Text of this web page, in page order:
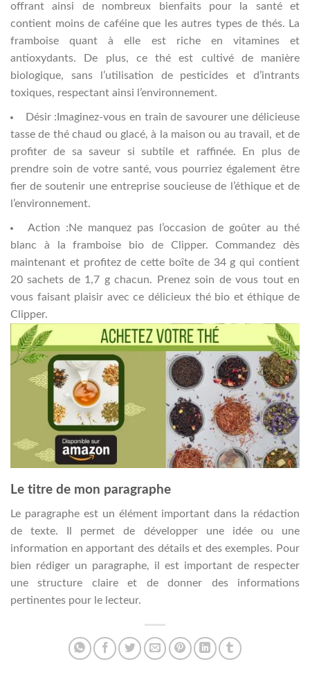
offrant ainsi de nombreux bienfaits pour la santé et
contient moins de caféine que les autres types de thés. La
framboise quant à elle est riche en vitamines et
antioxydants. De plus, ce thé est cultivé de manière
biologique, sans l’utilisation de pesticides et d’intrants
toxiques, respectant ainsi l’environnement.
Désir :Imaginez-vous en train de savourer une délicieuse
tasse de thé chaud ou glacé, à la maison ou au travail, et de
profiter de sa saveur si subtile et raffinée. En plus de
prendre soin de votre santé, vous pourriez également être
fier de soutenir une entreprise soucieuse de l’éthique et de
l’environnement.
Action :Ne manquez pas l’occasion de goûter au thé
blanc à la framboise bio de Clipper. Commandez dès
maintenant et profitez de cette boîte de 34 g qui contient
20 sachets de 1,7 g chacun. Prenez soin de vous tout en
vous faisant plaisir avec ce délicieux thé bio et éthique de
Clipper.
Le titre de mon paragraphe
Le paragraphe est un élément important dans la rédaction
de texte. Il permet de développer une idée ou une
information en apportant des détails et des exemples. Pour
bien rédiger un paragraphe, il est important de respecter
une structure claire et de donner des informations
pertinentes pour le lecteur.